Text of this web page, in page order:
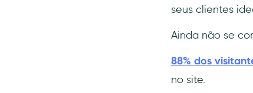
seus clientes
Ainda não se
88% dos
no site.